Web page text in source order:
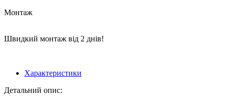
Монтаж
Швидкий монтаж від 2 днів!
Характеристики
Детальний опис: